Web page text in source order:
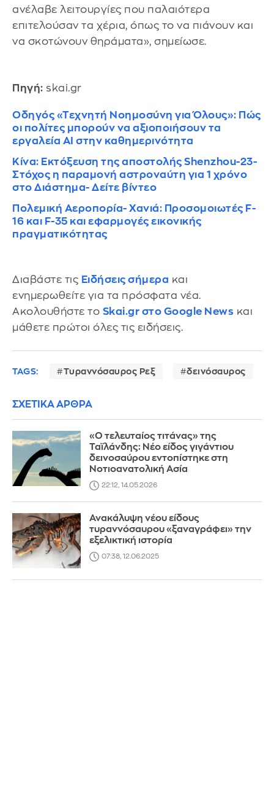
ανέλαβε λειτουργίες που παλαιότερα
επιτελούσαν τα χέρια, όπως το να πιάνουν και
να σκοτώνουν θηράματα», σημείωσε.
Πηγή: skai.gr
Οδηγός «Τεχνητή Νοημοσύνη για Όλους»: Πώς
οι πολίτες μπορούν να αξιοποιήσουν τα
εργαλεία AI στην καθημερινότητα
Κίνα: Εκτόξευση της αποστολής Shenzhou-23-
Στόχος η παραμονή αστροναύτη για 1 χρόνο
στο Διάστημα- Δείτε βίντεο
Πολεμική Αεροπορία- Χανιά: Προσομοιωτές F-
16 και F-35 και εφαρμογές εικονικής
πραγματικότητας
Διαβάστε τις Ειδήσεις σήμερα και
ενημερωθείτε για τα πρόσφατα νέα.
Ακολουθήστε το Skai.gr στο Google News και
μάθετε πρώτοι όλες τις ειδήσεις.
TAGS: Τυραννόσαυρος Ρεξ δεινόσαυρος
ΣΧΕΤΙΚΑ ΑΡΘΡΑ
«Ο τελευταίος τιτάνας» της
Ταϊλάνδης: Νέο είδος γιγάντιου
δεινοσαύρου εντοπίστηκε στη
Νοτιοανατολική Ασία
22:12, 14.05.2026
Ανακάλυψη νέου είδους
τυραννόσαυρου «ξαναγράφει» την
εξελικτική ιστορία
07:38, 12.06.2025